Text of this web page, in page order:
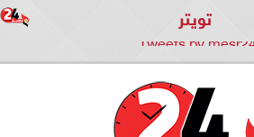
تويتر
Tweets by